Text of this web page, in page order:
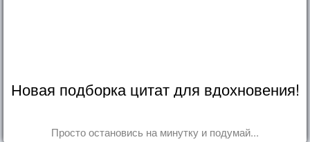
Новая подборка цитат для вдохновения!
Просто остановись на минутку и подумай...